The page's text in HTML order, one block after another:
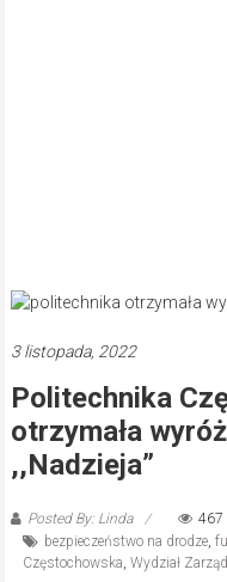
3 listopada, 2022
Politechnika
otrzymała
,,Nadzieja”
Posted By: Linda
467
bezpieczeństwo na drodze,
Częstochowska, Wydział